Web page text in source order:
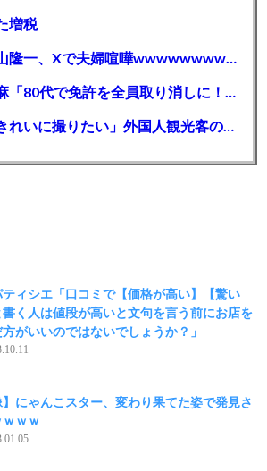
増税
【悲報】論客米山隆一、Xで夫婦喧嘩wwwwwwwwwwww
【芸能】高橋真麻「80代で免許を全員取り消しに！」 高齢ドライバーの事故問題で、高齢者の運転免許取り消し法を提案
【🗻】「富士山きれいに撮りたい」外国人観光客のレンタカー事故が急増…「ハンドルが逆で慣れず」、道の狭さも
ティシエ「口コミで【価格が高い】【驚い
書く人は値段が高いと文句を言う前にお店を
がいいのではないでしょうか？」
】にゃんこスター、変わり果てた姿で発見さ
ｗｗ